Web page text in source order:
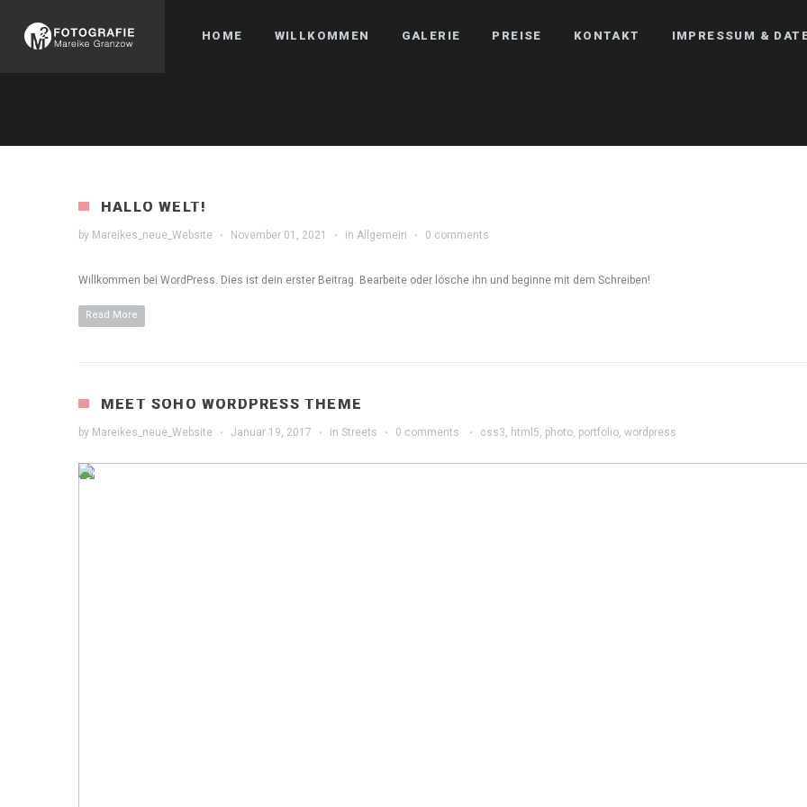
HOME WILLKOMMEN GALERIE PREISE KONTAKT IMPRESSUM &
HALLO WELT!
by Mareikes_neue_Website · November 01, 2021 · in Allgemein · 0 comments
Willkommen bei WordPress. Dies ist dein erster Beitrag. Bearbeite oder lösche ihn und beginne mit dem Schreiben!
Read More
MEET SOHO WORDPRESS THEME
by Mareikes_neue_Website · Januar 19, 2017 · in Streets · 0 comments · css3, html5, photo, portfolio, wordpress